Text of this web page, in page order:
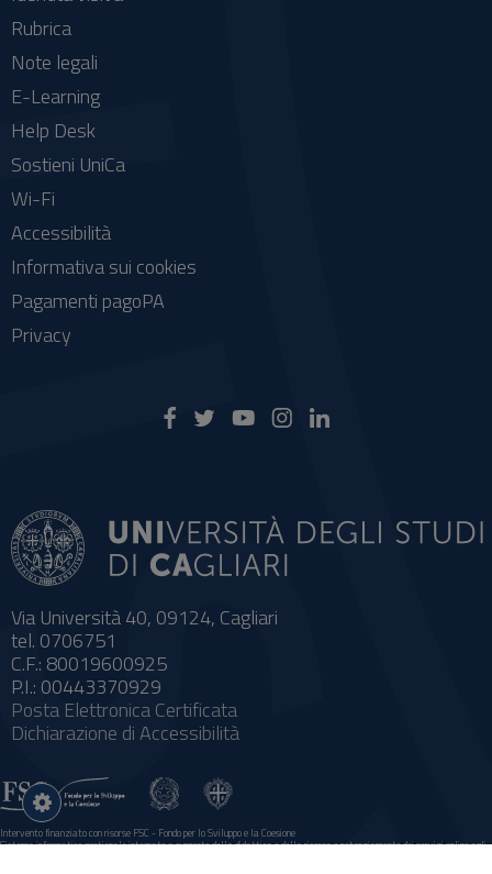
Via Università 40, 09124, Cagliari
tel. 0706751
C.F.: 80019600925
P.I.: 00443370929
Posta Elettronica Certificata
Dichiarazione di Accessibilità
Rubrica
Note legali
E-Learning
Help Desk
Sostieni UniCa
Wi-Fi
Accessibilità
Informativa sui cookies
Pagamenti pagoPA
Privacy
Intervento finanziato con risorse FSC - Fondo per lo Sviluppo e la Coesione
Sistema informatico gestionale integrato a supporto della didattica e della ricerca e potenziamento dei servizi online agli
Impostazioni
cookie